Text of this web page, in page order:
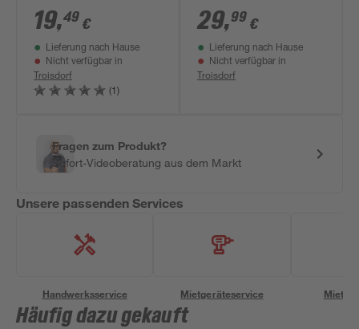
'MI 150 KN' 2 Stück
27 x 40,7 cm
19,49 €
Lieferung nach Hause
Nicht verfügbar in
Troisdorf
(1)
29,99 €
Lieferung nach Hause
Nicht verfügbar in
Troisdorf
Fragen zum Produkt?
Sofort-Videoberatung aus dem Markt
Unsere passenden Services
Handwerksservice Mietgeräteservice
Häufig dazu gekauft